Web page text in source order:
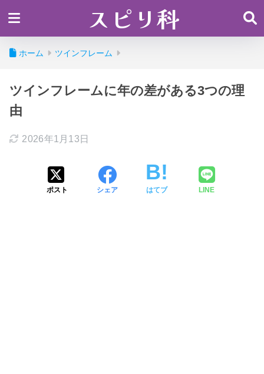
スピリ科
ホーム ツインフレーム
ツインフレームに年の差がある3つの理
由
2026年1月13日
ポスト シェア はてブ LINE